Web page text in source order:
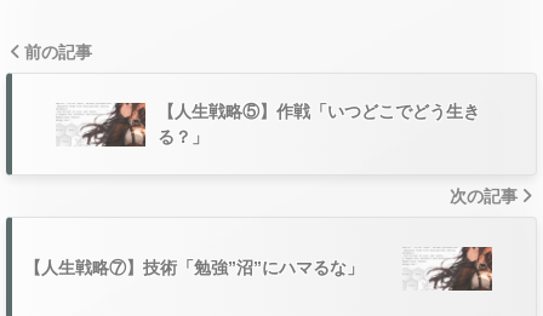
前の記事
【人生戦略⑤】作戦「いつどこでどう生き
る？」
次の記事
【人生戦略⑦】技術「勉強”沼”にハマるな」